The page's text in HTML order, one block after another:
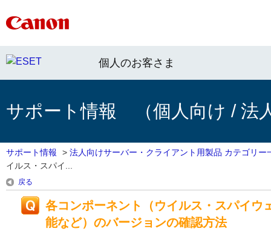
個人のお客さま
サポート情報 （個人向け / 法
サポート情報 > 法人向けサーバー・クライアント用製品 カテゴリー
イルス・スパイ...
戻る
各コンポーネント（ウイルス・スパイウ
能など）のバージョンの確認方法